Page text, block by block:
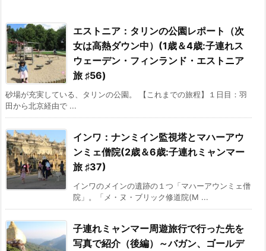
エストニア：タリンの公園レポート（次
女は高熱ダウン中）(1歳＆4歳:子連れス
ウェーデン・フィンランド・エストニア
旅 ♯56)
砂場が充実している、タリンの公園。 【これまでの旅程】１日目：羽
田から北京経由で ...
インワ：ナンミイン監視塔とマハーアウ
ンミェ僧院(2歳＆6歳:子連れミャンマー
旅 ♯37)
インワのメインの遺跡の１つ「マハーアウンミェ僧
院」。「メ・ヌ・ブリック修道院(M ...
子連れミャンマー周遊旅行で行った先を
写真で紹介（後編）～バガン、ゴールデ